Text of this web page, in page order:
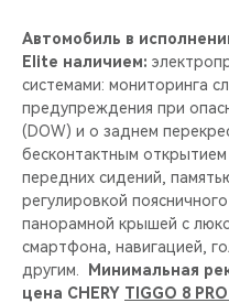
Автомобиль в
Elite наличием:
системами: мониторинга
предупреждения при
(DOW) и о заднем
бесконтактным
передних сидений,
регулировкой
панорамной крышей с
смартфона, навигацией,
другим.
Минимальная
цена CHERY TIGGO 8